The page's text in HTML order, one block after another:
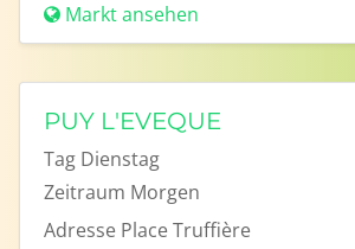
Markt ansehen
PUY L'EVEQUE
Tag Dienstag
Zeitraum Morgen
Adresse Place Truffière